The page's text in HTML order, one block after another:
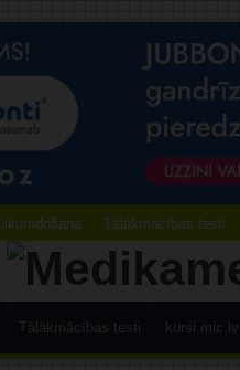
Tālākmācības testi
Tālākmācības testi kursi.mic.lv